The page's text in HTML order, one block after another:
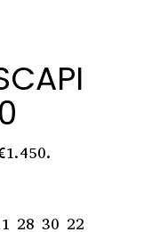
28 30 22